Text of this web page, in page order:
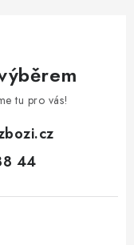
tu pro vás!
44